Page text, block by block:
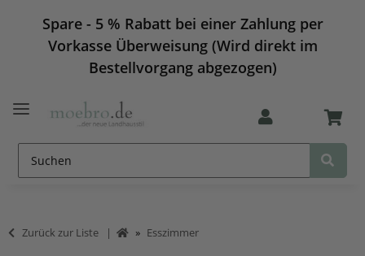
Spare - 5 % Rabatt bei einer Zahlung per
Vorkasse Überweisung (Wird direkt im
Bestellvorgang abgezogen)
Zurück zur Liste Esszimmer